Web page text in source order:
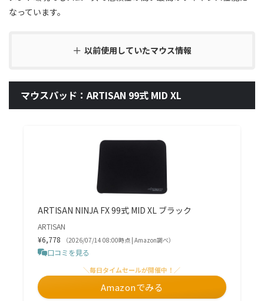
なっています。
以前使用していたマウス情報
マウスパッド：ARTISAN 99式 MID XL
ARTISAN NINJA FX 99式 MID XL ブラック
ARTISAN
¥6,778
（2026/07/14 08:00時点 | Amazon調べ）
口コミを見る
＼毎日タイムセールが開催中！／
Amazonでみる